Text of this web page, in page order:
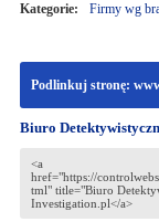
Kategorie:
Firmy wg
Podlinkuj stronę:
Biuro